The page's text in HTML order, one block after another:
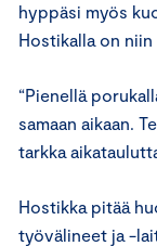
hyppäsi myös
Hostikalla on
“Pienellä
samaan aikaan.
tarkka
Hostikka pitää
työvälineet ja -